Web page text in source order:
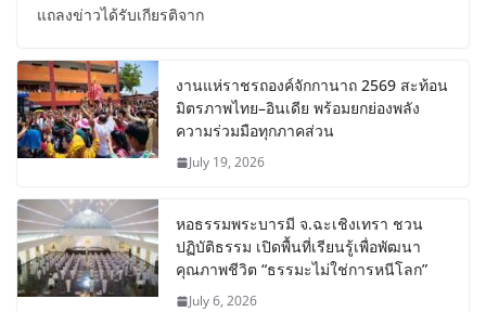
แถลงข่าวได้รับเกียรติจาก
งานแห่ราชรถองค์จักกานาถ 2569 สะท้อน
มิตรภาพไทย–อินเดีย พร้อมยกย่องพลัง
ความร่วมมือทุกภาคส่วน
July 19, 2026
หอธรรมพระบารมี จ.ฉะเชิงเทรา ชวน
ปฏิบัติธรรม เปิดพื้นที่เรียนรู้เพื่อพัฒนา
คุณภาพชีวิต “ธรรมะไม่ใช่การหนีโลก”
July 6, 2026